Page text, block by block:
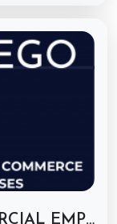
A VENDRE LOCAL COMMERCIAL EMPLACEMENT...